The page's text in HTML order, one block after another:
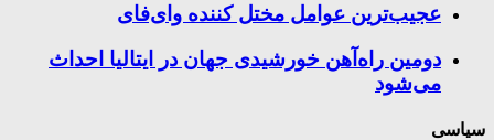
عجیب‌ترین عوامل مختل کننده وای‌فای
دومین راه‌آهن خورشیدی جهان در ایتالیا احداث
می‌شود
سیاسی